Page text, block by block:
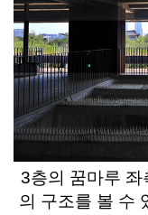
3층의 꿈마루 좌
의 구조를 볼 수